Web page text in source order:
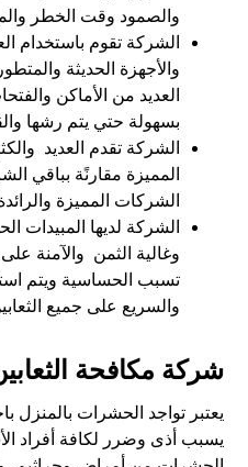
والصمود وقت الخطر
الشركة تقوم باستخدام
والأجهزة الحديثة
العديد من الأماكن
بسهولة حتي يتم رشها
الشركة تقدم العديد
المميزة مقارنًة بباقي
الشركات المميزة
الشركة لديها المبيدات
وغالية الثمن والآمنة
تسبب الحساسية ويتم
والسريع على جميع
شركة مكافحة
يعتبر تواجد الحشرات بالمنزل
يسبب أذى وضرر لكافة أفراد